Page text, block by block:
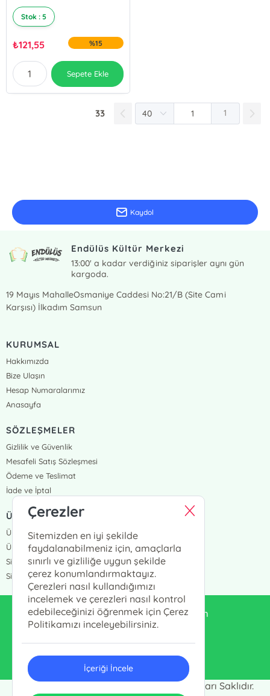
Stok : 5
₺121,55 %15
Sepete Ekle
33 1
Kaydol
Endülüs Kültür Merkezi
13:00' a kadar verdiğiniz siparişler aynı gün
kargoda.
19 Mayıs MahalleOsmaniye Caddesi No:21/B (Site Cami
Karşısı) İlkadım Samsun
KURUMSAL
Hakkımızda
Bize Ulaşın
Hesap Numaralarımız
Anasayfa
SÖZLEŞMELER
Gizlilik ve Güvenlik
Mesafeli Satış Sözleşmesi
Ödeme ve Teslimat
İade ve İptal
ÜYELİK VE SİPARİŞ
Üye Girişi
Üye Ol
Sipariş Takip
Siparişlerim
enduluskitabevi@gmail.com
Endülüs Kültür Merkezi © 2024 - Tüm Hakları Saklıdır.
Çerezler
Sitemizden en iyi şekilde
faydalanabilmeniz için, amaçlarla
sınırlı ve gizliliğe uygun şekilde
çerez konumlandırmaktayız.
Çerezleri nasıl kullandığımızı
incelemek ve çerezleri nasıl kontrol
edebileceğinizi öğrenmek için Çerez
Politikamızı inceleyebilirsiniz.
İçeriği İncele